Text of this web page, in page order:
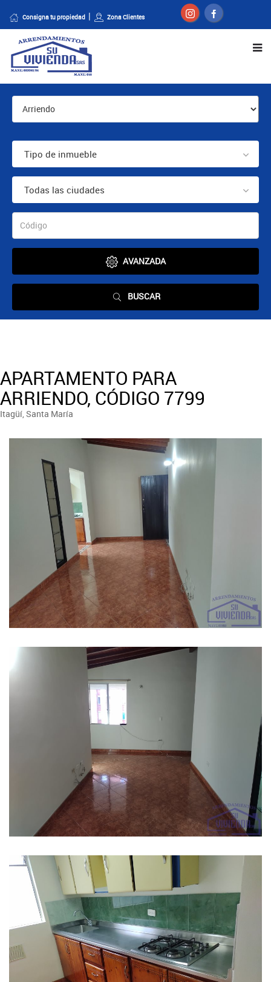
Consigna tu propiedad Zona Clientes
Tipo de inmueble
Todas las ciudades
AVANZADA
BUSCAR
APARTAMENTO PARA
ARRIENDO, CÓDIGO 7799
Itagüí, Santa María